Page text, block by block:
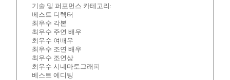
기술 및 퍼포먼스 카테고리:
베스트 디렉터
최우수 각본
최우수 주연 배우
최우수 여배우
최우수 조연 배우
최우수 조연상
최우수 시네마토그래피
베스트 에디팅